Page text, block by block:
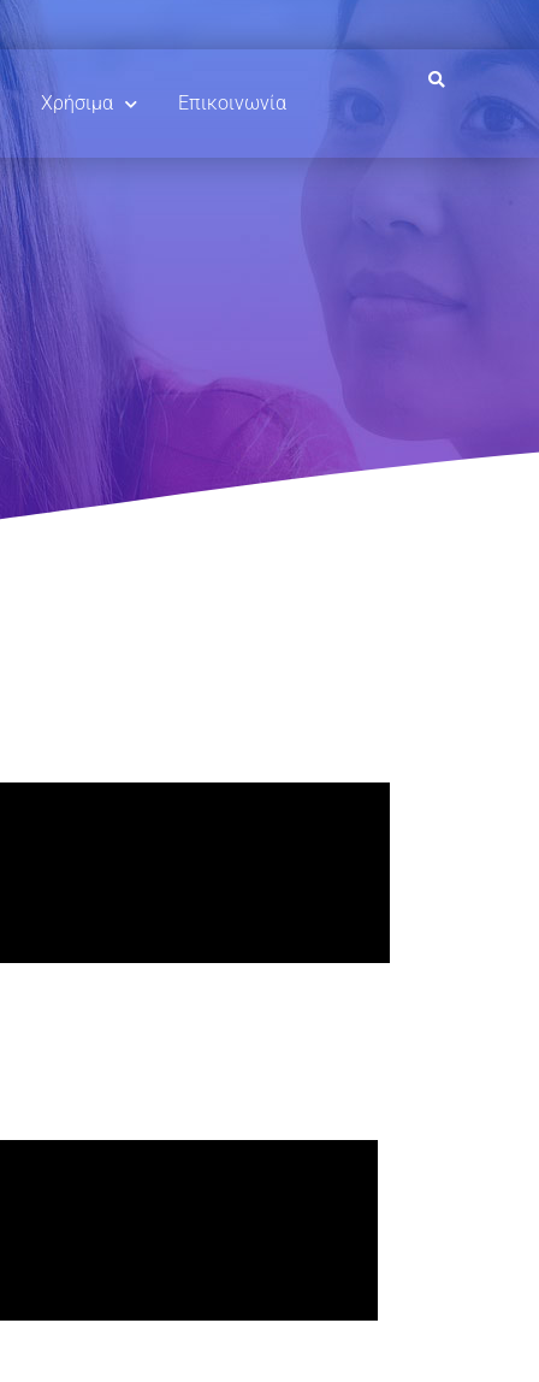
Χρήσιμα Επικοινωνία